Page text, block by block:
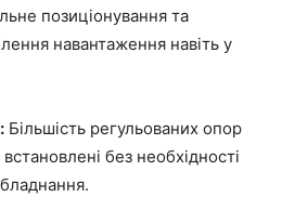
позиціонування та
навантаження навіть у
Більшість регульованих опор
без необхідності